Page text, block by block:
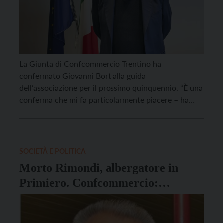
La Giunta di Confcommercio Trentino ha
confermato Giovanni Bort alla guida
dell’associazione per il prossimo quinquennio. “È una
conferma che mi fa particolarmente piacere – ha
Morto Rimondi, albergatore in
Primiero. Confcommercio:
“Ricordiamo la sua competenza e
intraprendenza”